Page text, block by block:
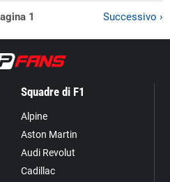
1 Successivo ›
Squadre di F1
Alpine
Aston Martin
Audi Revolut
Cadillac